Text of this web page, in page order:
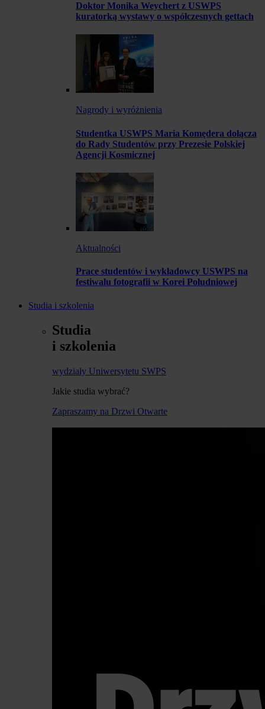
Doktor Monika Weychert z USWPS
kuratorką wystawy o współczesnych gettach
Nagrody i wyróżnienia
Studentka USWPS Maria Komędera dołącza
do Rady Studentów przy Prezesie Polskiej
Agencji Kosmicznej
Aktualności
Prace studentów i wykładowcy USWPS na
festiwalu fotografii w Korei Południowej
Studia i szkolenia
Studia
i szkolenia
wydziały Uniwersytetu SWPS
Jakie studia wybrać?
Zapraszamy na Drzwi Otwarte